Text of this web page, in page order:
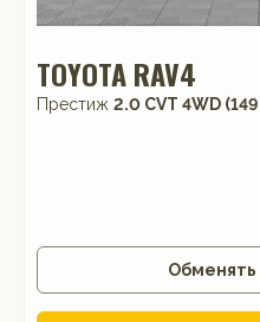
TOYOTA RAV4
Престиж 2.0 CVT 4WD
Обменять